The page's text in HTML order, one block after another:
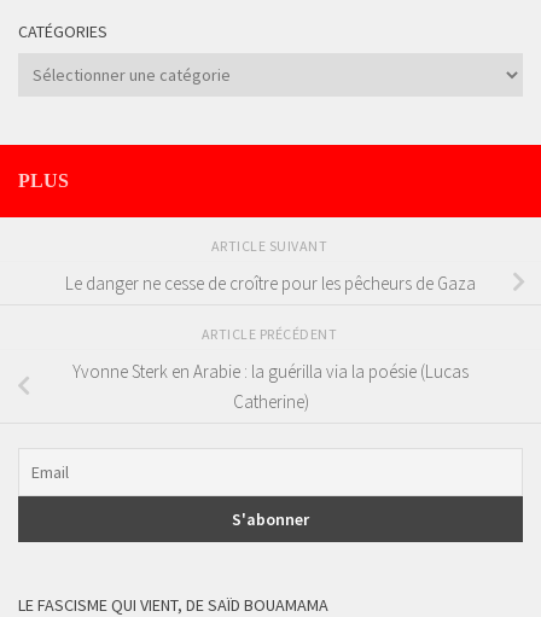
CATÉGORIES
Catégories
PLUS
ARTICLE SUIVANT
Le danger ne cesse de croître pour les pêcheurs de Gaza
ARTICLE PRÉCÉDENT
Yvonne Sterk en Arabie : la guérilla via la poésie (Lucas
Catherine)
LE FASCISME QUI VIENT, DE SAÏD BOUAMAMA